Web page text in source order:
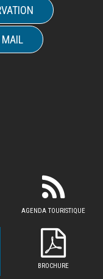
MAIL
AGENDA TOURISTIQUE
BROCHURE